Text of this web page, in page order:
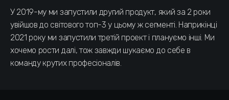
У 2019-му ми запустили другий продукт, який за 2 роки
увійшов до світового топ-3 у цьому ж сегменті. Наприкінці
2021 року ми запустили третій проект і плануємо інші. Ми
хочемо рости далі, тож завжди шукаємо до себе в
команду крутих професіоналів.